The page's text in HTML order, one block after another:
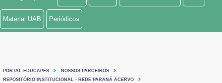
Ministério de Minas e Energia
Ministério do Turismo
Material UAB Periódicos
PORTAL EDUCAPES
NOSSOS PARCEIROS
REPOSITÓRIO INSTITUCIONAL - REDE PARANÁ ACERVO